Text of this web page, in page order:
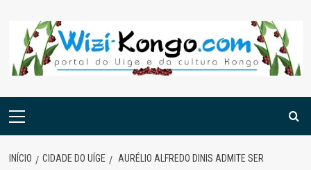
content
Menu
INÍCIO CIDADE DO UÍGE
AURÉLIO ALFREDO DINIS ADMITE SER